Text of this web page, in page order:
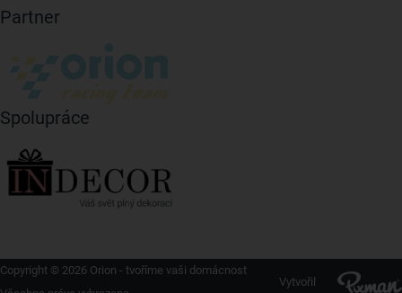
Partner
Spolupráce
Copyright © 2026 Orion - tvoříme vaši domácnost
Vytvořil